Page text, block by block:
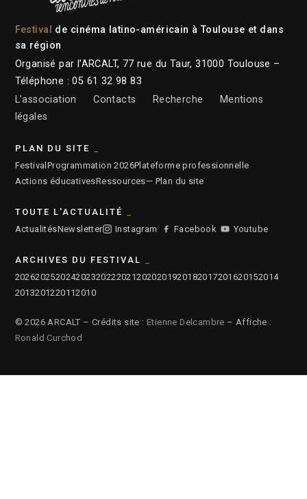
Festival
de cinéma latino-américain à Toulouse et dans
sa région
Organisé par l’ARCALT, 77 rue du Taur, 31000 Toulouse –
Téléphone : 05 61 32 98 83
L’association
Contacts Recherche
Mentions
légales
PLAN DU SITE
Festival Programmation 2026Plateforme professionnelle
Actions éducativesRessources— Plan du site
TOUTE L'ACTUALITÉ
ActualitésNewsletter Instagram Facebook Youtube
ARCHIVES DU FESTIVAL
2026202520242023202220212020201920182017201620152014
2013201220112010
© 2026 ARCALT – Crédits site : Etienne Delcambre – Affiche :
Ronald Curchod